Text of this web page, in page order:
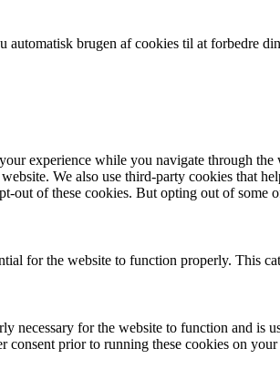
automatisk brugen af cookies til at forbedre
experience while you navigate through
We also use third-party cookies that
out of these cookies. But opting out of some
for the website to function properly. This
necessary for the website to function and is
consent prior to running these cookies on your